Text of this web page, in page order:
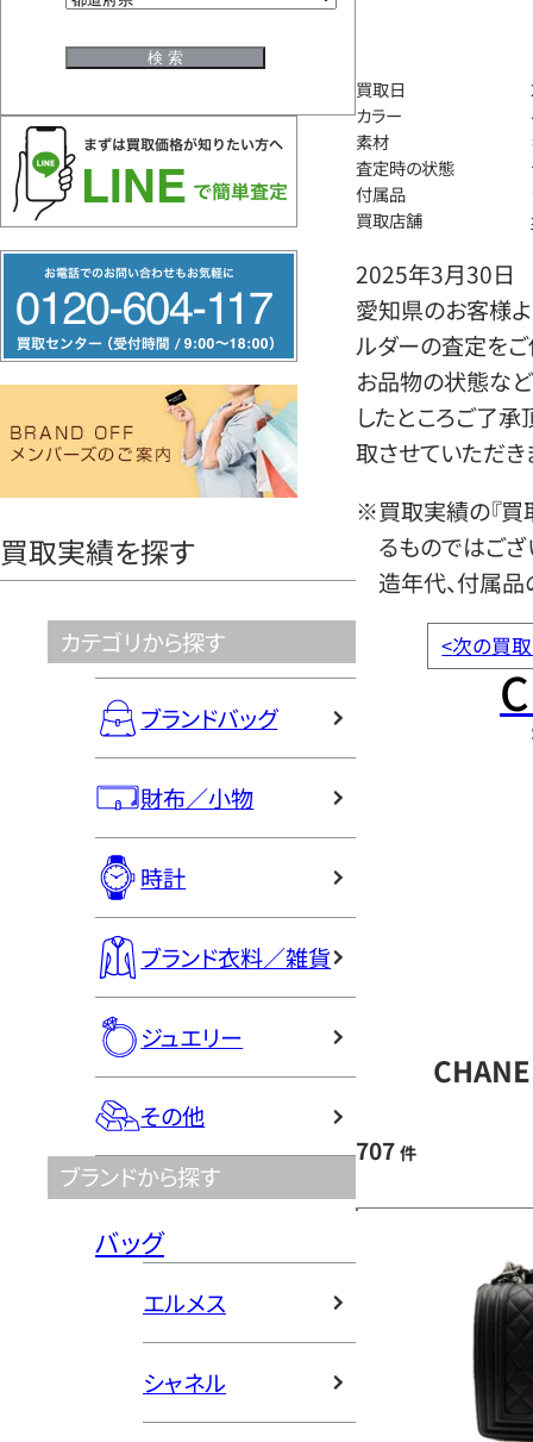
リ
ー
ヤ
買取実績を探す
カテゴリから探す
ブランドバッグ
財布／小物
時計
ブランド衣料／雑貨
ジュエリー
その他
ブランドから探す
バッグ
エルメス
シャネル
買取日
カラー
素材
査定時の状態
付属品
買取店舗
2025年3月30日
愛知県のお客様よ
ルダーの査定をご
お品物の状態など
したところご了
取させていただき
※買取実績の『買
るものではござ
造年代、付属品
<次の買
707 件